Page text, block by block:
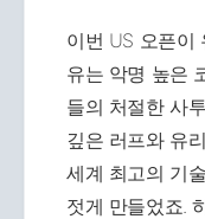
이번 US 오픈이
유는 악명 높은
들의 처절한 사
깊은 러프와 유
세계 최고의 기
젓게 만들었죠.